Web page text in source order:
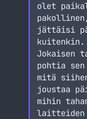
olet
jättäisi
kuitenkin.
Jokaisen
pohtia
mitä
joustaa
mihin
laitteiden